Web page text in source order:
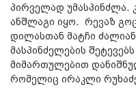
პირველად უმასპინძლა.
ანშლაგი იყო. რევაზ
დილასთან მატჩი
მასპინძელების
მიმართულებით
რომელიც ირაკლი